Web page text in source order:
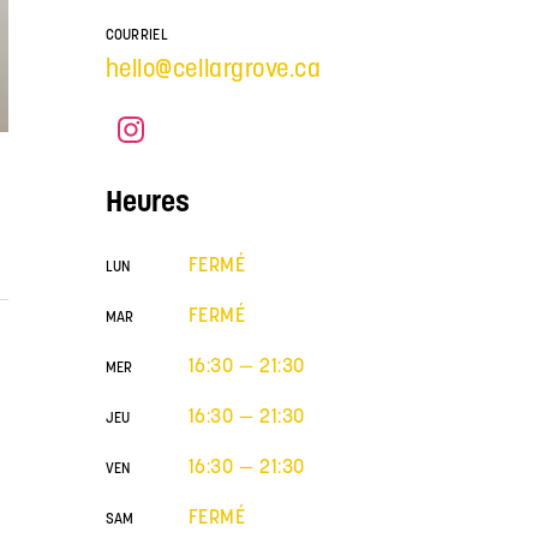
COURRIEL
hello@cellargrove.ca
Heures
LUN FERMÉ
MAR FERMÉ
MER 16:30 — 21:30
JEU 16:30 — 21:30
VEN 16:30 — 21:30
SAM FERMÉ